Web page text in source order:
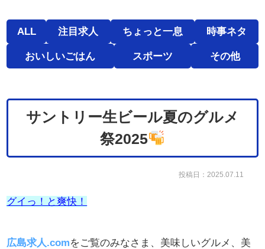
ALL 注目求人 ちょっと一息 時事ネタ
おいしいごはん スポーツ その他
サントリー生ビール夏のグルメ
祭2025
投稿日：2025.07.11
グイっ！と爽快！
広島求人.comをご覧のみなさま、美味しいグルメ、美